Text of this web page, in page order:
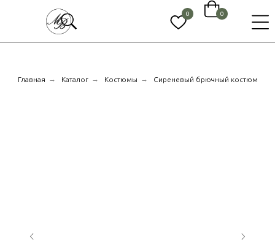
0
0
Главная → Каталог → Костюмы → Сиреневый брючный костюм